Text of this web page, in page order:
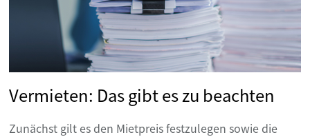
Vermieten: Das gibt es zu beachten
Zunächst gilt es den Mietpreis festzulegen sowie die